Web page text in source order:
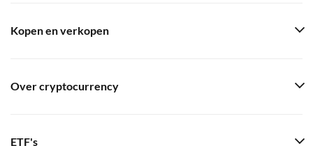
Kopen en verkopen
Over cryptocurrency
ETF's